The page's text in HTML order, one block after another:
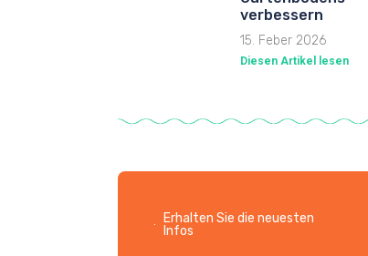
verbessern
15. Feber 2026
Diesen Artikel lesen
Erhalten Sie die neuesten
Infos